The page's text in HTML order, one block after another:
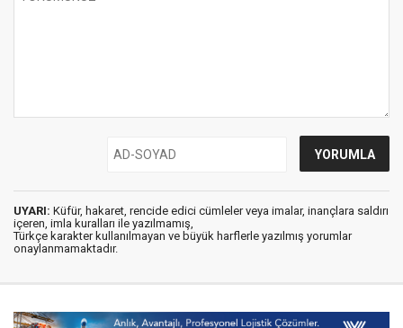
UYARI: Küfür, hakaret, rencide edici cümleler veya imalar, inançlara saldırı
içeren, imla kuralları ile yazılmamış,
Türkçe karakter kullanılmayan ve büyük harflerle yazılmış yorumlar
onaylanmamaktadır.